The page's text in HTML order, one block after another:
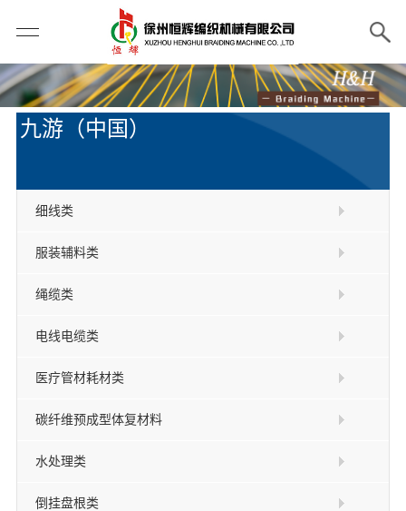
九游（中国）
细线类
服装辅料类
绳缆类
电线电缆类
医疗管材耗材类
碳纤维预成型体复材料
水处理类
倒挂盘根类